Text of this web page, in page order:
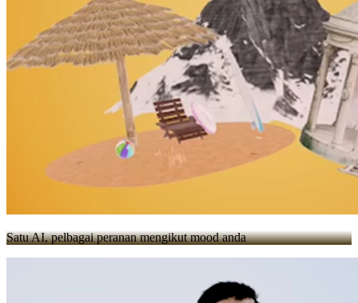
Satu AI, pelbagai peranan mengikut mood anda